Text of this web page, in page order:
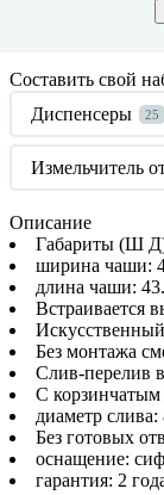
Составить свой
Диспенсеры
25
Измельчитель
Описание
Габариты (Ш
ширина чаши:
длина чаши:
Встраивается
Без монтажа
Слив-перелив
С корзинчатым
диаметр
Без готовых
оснащение:
гарантия: 2